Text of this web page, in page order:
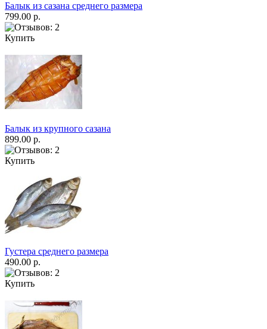
Балык из сазана среднего размера
799.00 р.
Купить
Балык из крупного сазана
899.00 р.
Купить
Густера среднего размера
490.00 р.
Купить